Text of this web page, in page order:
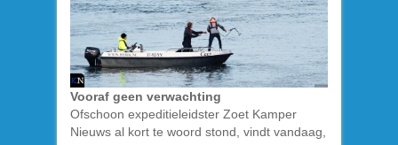
Vooraf geen verwachting
Ofschoon expeditieleidster Zoet Kamper
Nieuws al kort te woord stond, vindt vandaag,